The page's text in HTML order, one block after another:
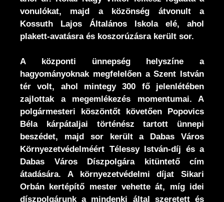
vonulókat, majd a közönség átvonult a
Kossuth Lajos Általános Iskola elé, ahol
plakett-avatásra és koszorúzásra került sor.
A központi ünnepség helyszíne a
hagyományoknak megfelelően a Szent István
tér volt, ahol mintegy 300 fő jelenlétében
zajlottak a megemlékezés momentumai. A
polgármesteri köszöntőt követően Popovics
Béla kárpátaljai történész tartott ünnepi
beszédet, majd sor került a Dabas Város
Környezetvédelméért Télessy István-díj és a
Dabas Város Díszpolgára kitüntető cím
átadására. A környezetvédelmi díjat Sikari
Orbán kertépítő mester vehette át, míg idei
díszpolgárunk a mindenki által szeretett és